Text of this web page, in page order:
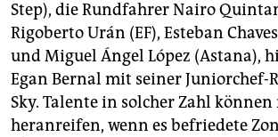
Step), die Rundfahrer Nairo
Rigoberto Urán (EF), Esteban
und Miguel Ángel López (Astana),
Egan Bernal mit seiner Juniorchef-
Sky. Talente in solcher Zahl
heranreifen, wenn es befriedete